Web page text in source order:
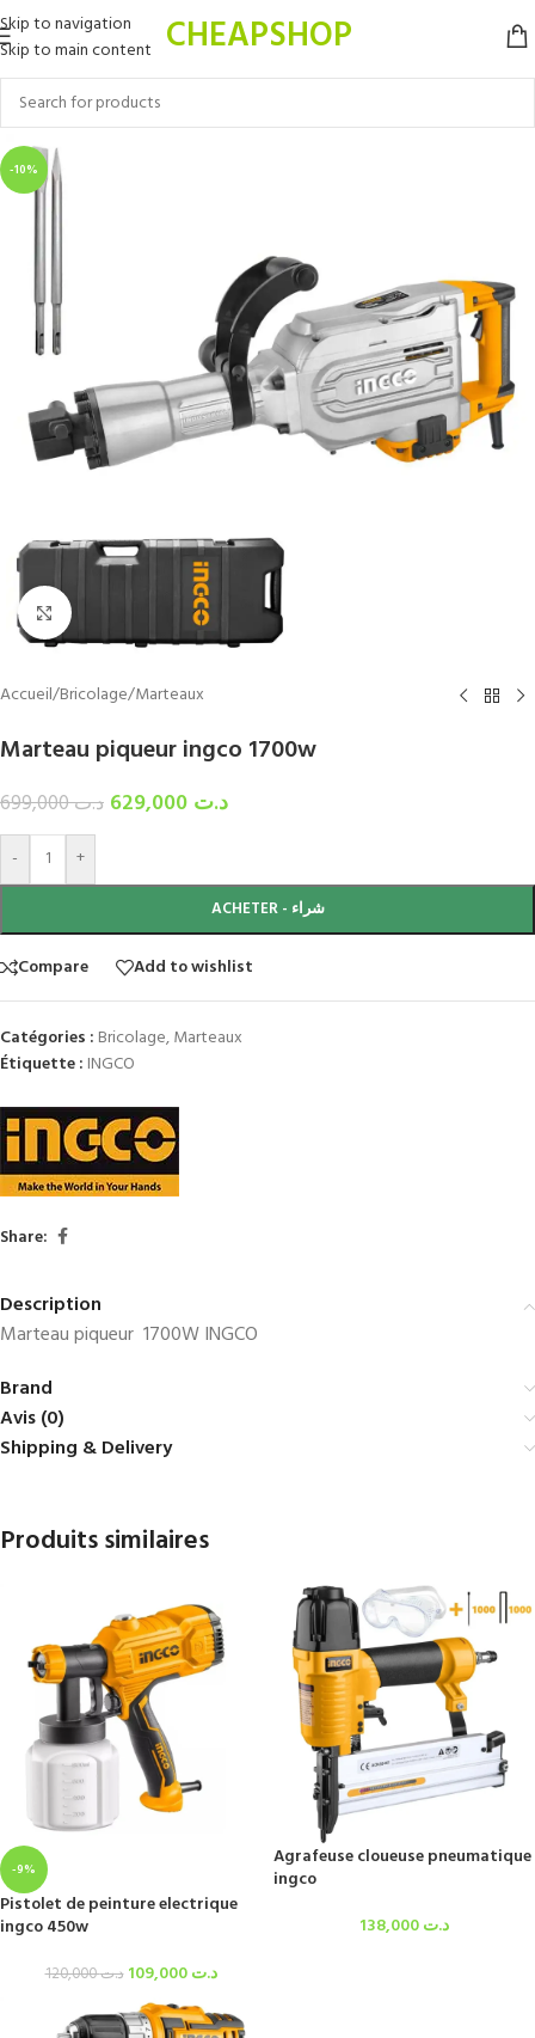
Skip to navigation
Skip to main content
CHEAPSHOP
-10%
Click to enlarge
Accueil/Bricolage/Marteaux
Marteau piqueur ingco 1700w
د.ت699,000 د.ت
- +
ACHETER - شراء
Compare Add to wishlist
Catégories : Bricolage,Marteaux
Étiquette : INGCO
Share:
Description
Marteau piqueur 1700W INGCO
Brand
Avis (0)
Shipping & Delivery
Produits similaires
-9%
Pistolet de peinture electrique
ingco 450w
د.ت120,000 د.ت109,000
Agrafeuse cloueuse pneumatique
ingco
د.ت